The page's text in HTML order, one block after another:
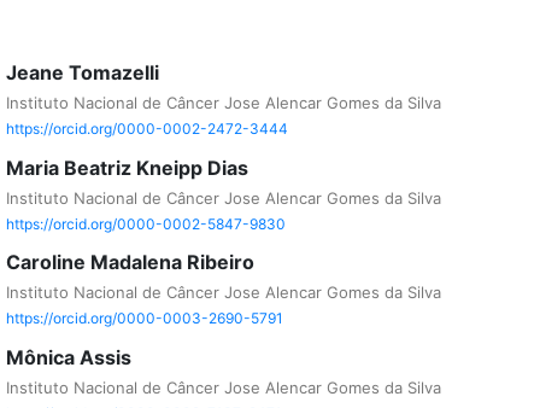
Jeane Tomazelli
Instituto Nacional de Câncer Jose Alencar Gomes da Silva
https://orcid.org/0000-0002-2472-3444
Maria Beatriz Kneipp Dias
Instituto Nacional de Câncer Jose Alencar Gomes da Silva
https://orcid.org/0000-0002-5847-9830
Caroline Madalena Ribeiro
Instituto Nacional de Câncer Jose Alencar Gomes da Silva
https://orcid.org/0000-0003-2690-5791
Mônica Assis
Instituto Nacional de Câncer Jose Alencar Gomes da Silva